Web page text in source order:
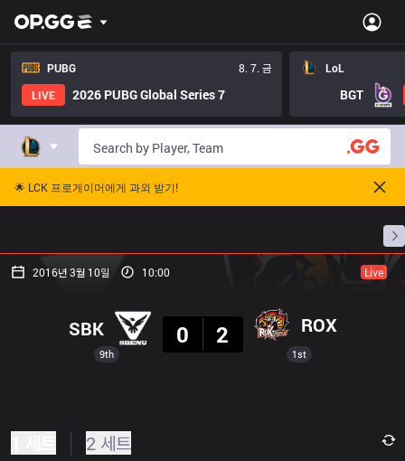
PUBG
8. 7. 금
LIVE
2026 PUBG Global Series 7
LoL
BGT
🌟 LCK 프로게이머에게 과외 받기!
프로빌
2016년 3월 10일 10:00 Live
9th
SBK
0
2 ROX
1st
2 세트